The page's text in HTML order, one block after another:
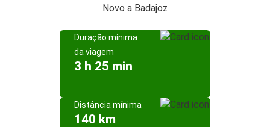
Novo a Badajoz
Duração mínima
da viagem
3 h 25 min
Distância mínima
140 km